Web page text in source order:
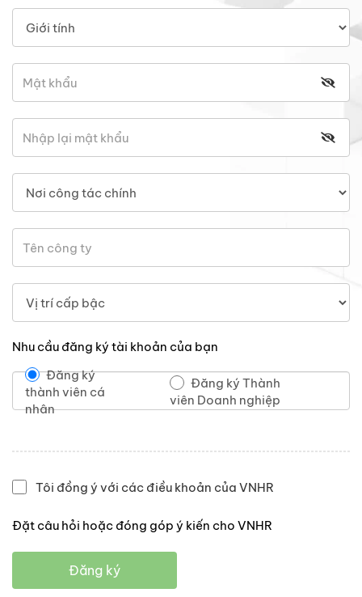
Nhu cầu đăng ký tài khoản của bạn
Đăng ký
thành viên cá
nhân
Đăng ký Thành
viên Doanh nghiệp
Tôi đồng ý với các điều khoản của VNHR
Đặt câu hỏi hoặc đóng góp ý kiến cho VNHR
Đăng ký